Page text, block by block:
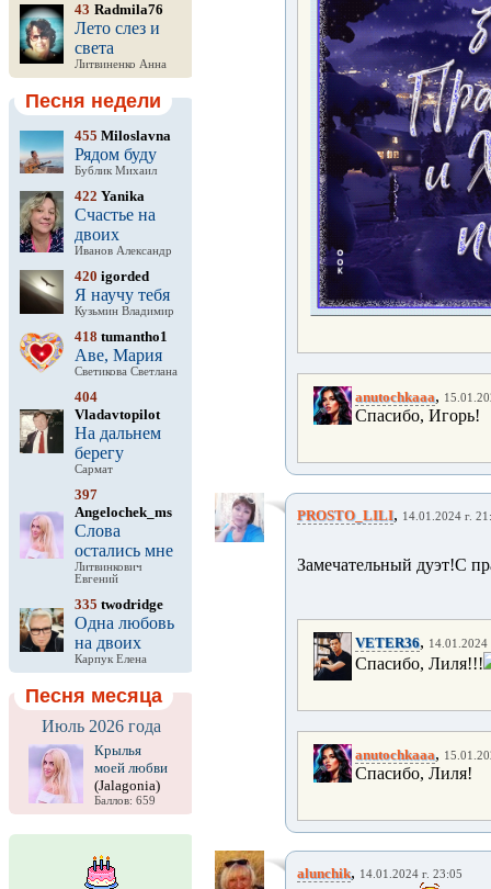
43 Radmila76
Лето слез и
света
Литвиненко Анна
Песня недели
455 Miloslavna
Рядом буду
Бублик Михаил
422 Yanika
Счастье на
двоих
Иванов Александр
420 igorded
Я научу тебя
Кузьмин Владимир
418 tumantho1
Аве, Мария
Светикова Светлана
404
Vladavtopilot
На дальнем
берегу
Сармат
397
Angelochek_ms
Слова
остались мне
Литвинкович
Евгений
335 twodridge
Одна любовь
на двоих
Карпук Елена
Песня месяца
Июль 2026 года
Крылья
моей любви
(Jalagonia)
Баллов: 659
anutochkaaa,
Спасибо, Игорь!
PROSTO_LILI, 14.01.2024 г.
Замечательный дуэт!С
VETER36, 14.01.2024
Спасибо, Лиля!!!
anutochkaaa,
Спасибо, Лиля!
alunchik, 14.01.2024 г. 23:05